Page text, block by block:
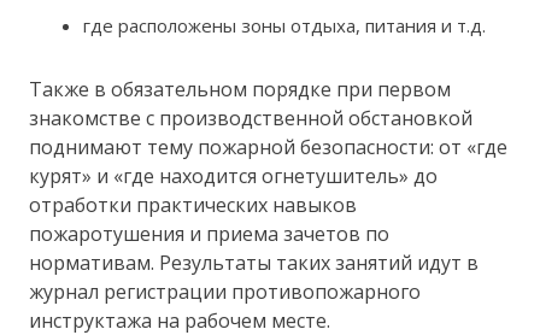
где расположены зоны отдыха, питания и т.д.
Также в обязательном порядке при первом
знакомстве с производственной обстановкой
поднимают тему пожарной безопасности: от «где
курят» и «где находится огнетушитель» до
отработки практических навыков
пожаротушения и приема зачетов по
нормативам. Результаты таких занятий идут в
журнал регистрации противопожарного
инструктажа на рабочем месте.